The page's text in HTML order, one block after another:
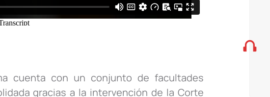
cuenta con un conjunto de facultades
gracias a la intervención de la Corte